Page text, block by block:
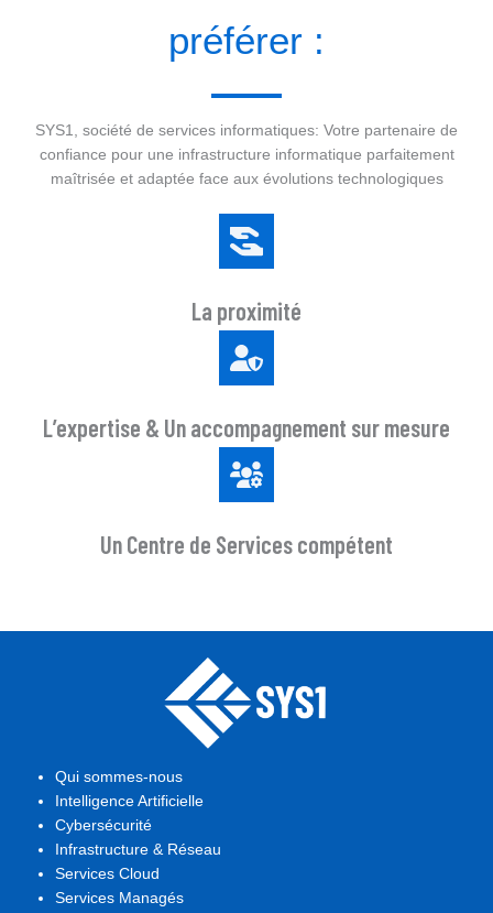
préférer :
SYS1, société de services informatiques: Votre partenaire de
confiance pour une infrastructure informatique parfaitement
maîtrisée et adaptée face aux évolutions technologiques
La proximité
L’expertise & Un accompagnement sur mesure
Un Centre de Services compétent
Qui sommes-nous
Intelligence Artificielle
Cybersécurité
Infrastructure & Réseau
Services Cloud
Services Managés